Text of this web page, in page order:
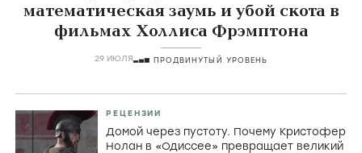
математическая заумь и убой скота в
фильмах Холлиса Фрэмптона
29 ИЮЛЯ ПРОДВИНУТЫЙ УРОВЕНЬ
РЕЦЕНЗИИ
Домой через пустоту. Почему Кристофер
Нолан в «Одиссее» превращает великий